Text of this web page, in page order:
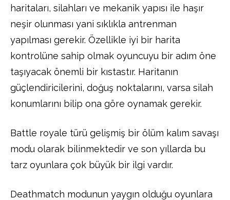
haritaları, silahları ve mekanik yapısı ile haşır
neşir olunması yani sıklıkla antrenman
yapılması gerekir. Özellikle iyi bir harita
kontrolüne sahip olmak oyuncuyu bir adım öne
taşıyacak önemli bir kıstastır. Haritanın
güçlendiricilerini, doğuş noktalarını, varsa silah
konumlarını bilip ona göre oynamak gerekir.
Battle royale türü gelişmiş bir ölüm kalım savaşı
modu olarak bilinmektedir ve son yıllarda bu
tarz oyunlara çok büyük bir ilgi vardır.
Deathmatch modunun yaygın olduğu oyunlara